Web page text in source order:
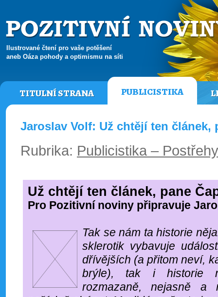
Ilustrované čtení pro vaše potěšení
aneb Oáza pohody a optimismu na síti
TITULNÍ STRANA PUBLICISTIKA
Jaroslav Volf: Už chtějí ten článek,
Rubrika: Publicistika – Postřehy
Už chtějí ten článek, pane
Pro Pozitivní noviny připravuje
Tak se nám ta historie
sklerotik vybavuje
dřívějších (a přitom neví,
brýle), tak i historie
rozmazaně, nejasně